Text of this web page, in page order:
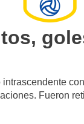
Fueron